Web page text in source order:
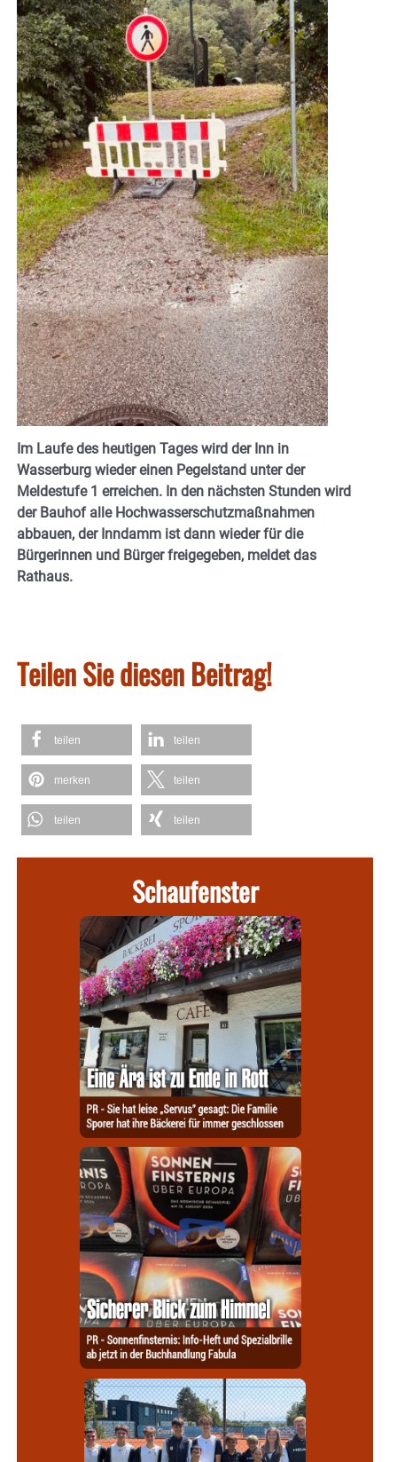
Im Laufe des heutigen Tages wird der Inn in
Wasserburg wieder einen Pegelstand unter der
Meldestufe 1 erreichen. In den nächsten Stunden wird
der Bauhof alle Hochwasserschutzmaßnahmen
abbauen, der Inndamm ist dann wieder für die
Bürgerinnen und Bürger freigegeben, meldet das
Rathaus.
Teilen Sie diesen Beitrag!
teilen teilen
merken teilen
teilen teilen
Schaufenster